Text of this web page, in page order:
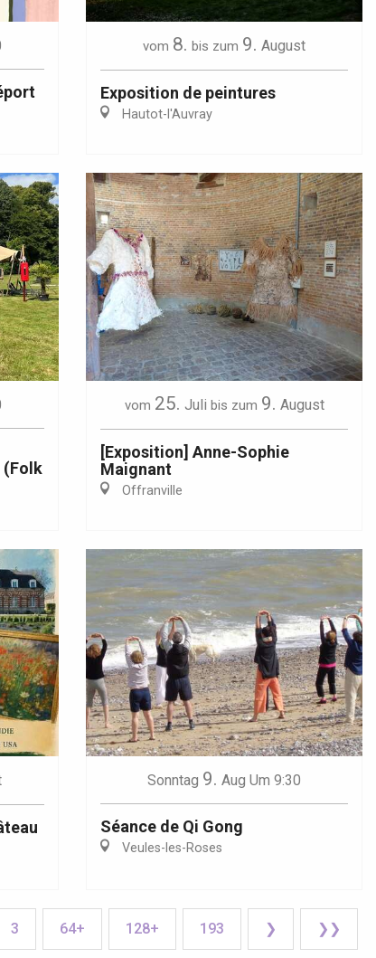
vom 8. bis zum 9. August
Exposition de peintures
Hautot-l'Auvray
(Folk
vom 25. Juli bis zum 9. August
[Exposition] Anne-Sophie
Maignant
Offranville
Sonntag 9. Aug Um 9:30
Séance de Qi Gong
Veules-les-Roses
3 64+ 128+ 193 ❯ ❯❯